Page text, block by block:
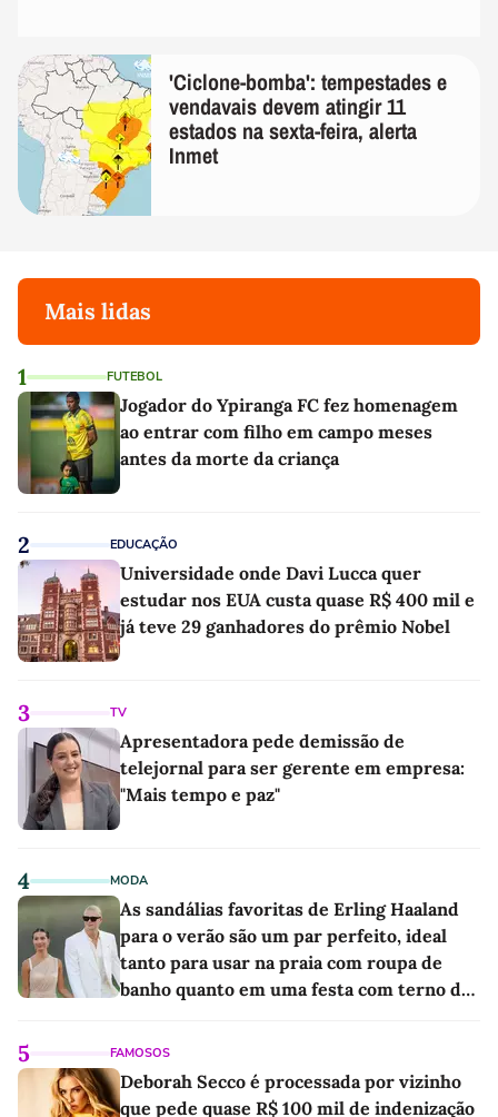
'Ciclone-bomba': tempestades e
vendavais devem atingir 11
estados na sexta-feira, alerta
Inmet
Mais lidas
1 FUTEBOL
Jogador do Ypiranga FC fez homenagem
ao entrar com filho em campo meses
antes da morte da criança
2 EDUCAÇÃO
Universidade onde Davi Lucca quer
estudar nos EUA custa quase R$ 400 mil e
já teve 29 ganhadores do prêmio Nobel
3 TV
Apresentadora pede demissão de
telejornal para ser gerente em empresa:
"Mais tempo e paz"
4 MODA
As sandálias favoritas de Erling Haaland
para o verão são um par perfeito, ideal
tanto para usar na praia com roupa de
banho quanto em uma festa com terno de
5 FAMOSOS
Deborah Secco é processada por vizinho
que pede quase R$ 100 mil de indenização